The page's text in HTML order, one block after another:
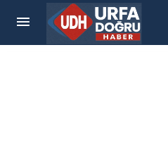
Şanlıurfa'daki Anne